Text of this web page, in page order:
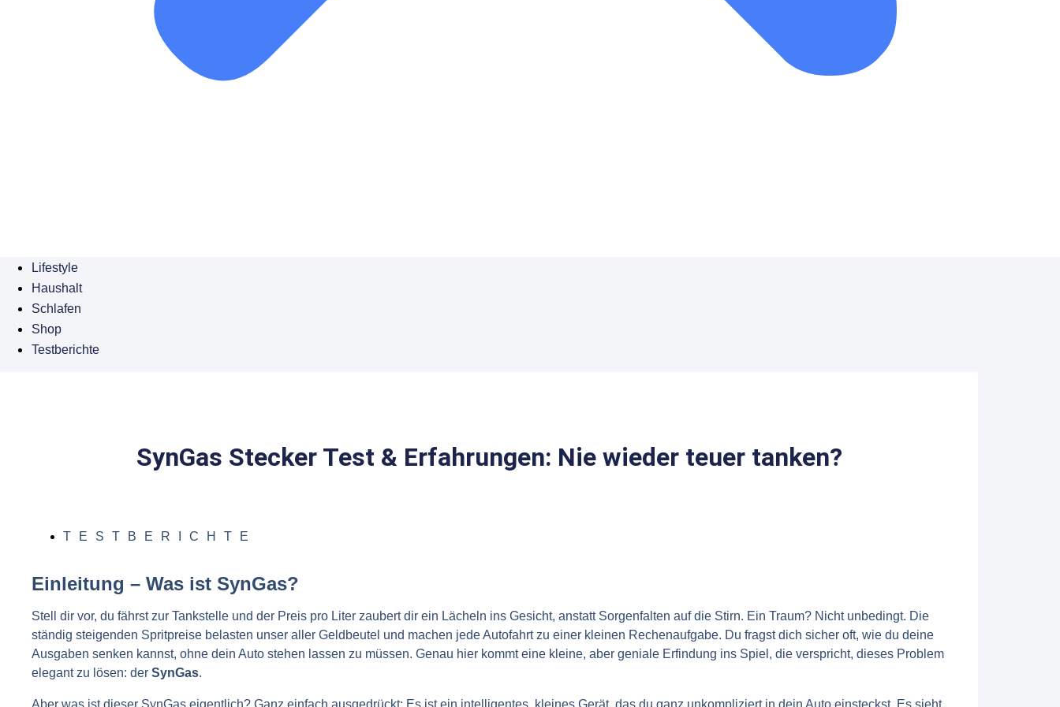
Lifestyle
Haushalt
Schlafen
Shop
Testberichte
SynGas Stecker Test & Erfahrungen: Nie wieder teuer tanken?
TESTBERICHTE
Einleitung – Was ist SynGas?
Stell dir vor, du fährst zur Tankstelle und der Preis pro Liter zaubert dir ein Lächeln ins Gesicht, anstatt Sorgenfalten auf die Stirn. Ein Traum? Nicht unbedingt. Die
ständig steigenden Spritpreise belasten unser aller Geldbeutel und machen jede Autofahrt zu einer kleinen Rechenaufgabe. Du fragst dich sicher oft, wie du deine
Ausgaben senken kannst, ohne dein Auto stehen lassen zu müssen. Genau hier kommt eine kleine, aber geniale Erfindung ins Spiel, die verspricht, dieses Problem
elegant zu lösen: der SynGas.
Aber was ist dieser SynGas eigentlich? Ganz einfach ausgedrückt: Es ist ein intelligentes, kleines Gerät, das du ganz unkompliziert in dein Auto einsteckst. Es sieht